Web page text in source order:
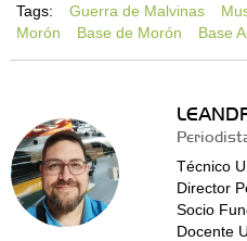
Tags: Guerra de Malvinas
Morón
Base de Morón Base
Técnico
Director
Socio
Docente